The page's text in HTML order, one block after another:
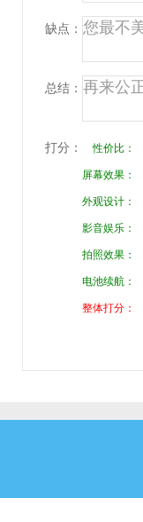
缺点：
总结：
打分： 性价比：
屏幕效果：
外观设计：
影音娱乐：
拍照效果：
电池续航：
整体打分：